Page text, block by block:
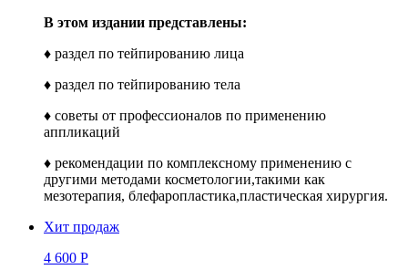
В этом издании представлены:
♦ раздел по тейпированию лица
♦ раздел по тейпированию тела
♦ советы от профессионалов по применению
аппликаций
♦ рекомендации по комплексному применению с
другими методами косметологии,такими как
мезотерапия, блефаропластика,пластическая хирургия.
Хит продаж
4 600 Р